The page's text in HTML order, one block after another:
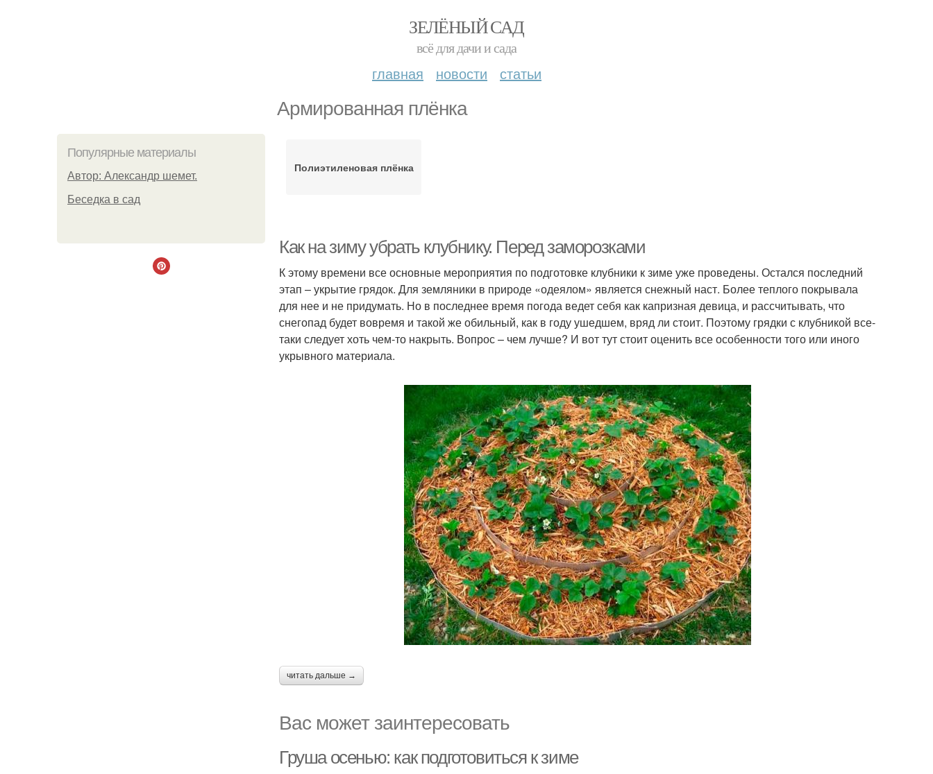
ЗЕЛЁНЫЙ САД
всё для дачи и сада
главная новости статьи
Армированная плёнка
Популярные материалы
Автор: Александр шемет.
Беседка в сад
Полиэтиленовая плёнка
Как на зиму убрать клубнику. Перед заморозками
К этому времени все основные мероприятия по подготовке клубники к зиме уже проведены. Остался последний
этап – укрытие грядок. Для земляники в природе «одеялом» является снежный наст. Более теплого покрывала
для нее и не придумать. Но в последнее время погода ведет себя как капризная девица, и рассчитывать, что
снегопад будет вовремя и такой же обильный, как в году ушедшем, вряд ли стоит. Поэтому грядки с клубникой все-
таки следует хоть чем-то накрыть. Вопрос – чем лучше? И вот тут стоит оценить все особенности того или иного
укрывного материала.
читать дальше →
Вас может заинтересовать
Груша осенью: как подготовиться к зиме